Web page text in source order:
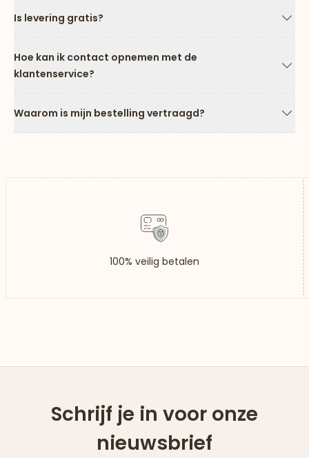
Is levering gratis?
Pijl
Hoe kan ik contact opnemen met de
klantenservice?
Waarom is mijn bestelling vertraagd?
Pijl
100% veilig betalen
Schrijf je in voor onze
nieuwsbrief